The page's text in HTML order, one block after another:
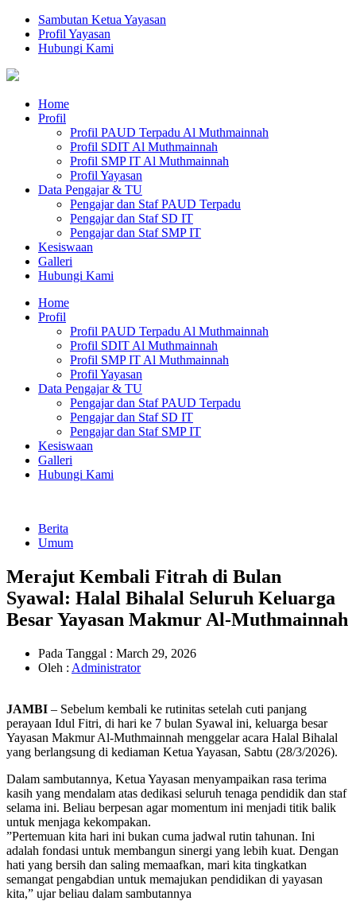
Sambutan Ketua Yayasan
Profil Yayasan
Hubungi Kami
Home
Profil
Profil PAUD Terpadu Al Muthmainnah
Profil SDIT Al Muthmainnah
Profil SMP IT Al Muthmainnah
Profil Yayasan
Data Pengajar & TU
Pengajar dan Staf PAUD Terpadu
Pengajar dan Staf SD IT
Pengajar dan Staf SMP IT
Kesiswaan
Galleri
Hubungi Kami
Home
Profil
Profil PAUD Terpadu Al Muthmainnah
Profil SDIT Al Muthmainnah
Profil SMP IT Al Muthmainnah
Profil Yayasan
Data Pengajar & TU
Pengajar dan Staf PAUD Terpadu
Pengajar dan Staf SD IT
Pengajar dan Staf SMP IT
Kesiswaan
Galleri
Hubungi Kami
Berita
Umum
Merajut Kembali Fitrah di Bulan
Syawal: Halal Bihalal Seluruh Keluarga
Besar Yayasan Makmur Al-Muthmainnah
Pada Tanggal : March 29, 2026
Oleh : Administrator
JAMBI – Sebelum kembali ke rutinitas setelah cuti panjang
perayaan Idul Fitri, di hari ke 7 bulan Syawal ini, keluarga besar
Yayasan Makmur Al-Muthmainnah menggelar acara Halal Bihalal
yang berlangsung di kediaman Ketua Yayasan, Sabtu (28/3/2026).
​Dalam sambutannya, Ketua Yayasan menyampaikan rasa terima
kasih yang mendalam atas dedikasi seluruh tenaga pendidik dan staf
selama ini. Beliau berpesan agar momentum ini menjadi titik balik
untuk menjaga kekompakan.
​”Pertemuan kita hari ini bukan cuma jadwal rutin tahunan. Ini
adalah fondasi untuk membangun sinergi yang lebih kuat. Dengan
hati yang bersih dan saling memaafkan, mari kita tingkatkan
semangat pengabdian untuk memajukan pendidikan di yayasan
kita,” ujar beliau dalam sambutannya